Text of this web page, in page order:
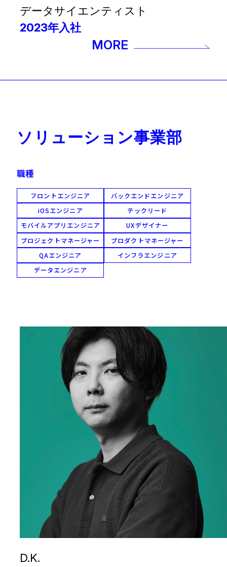
データサイエンティスト
2023年入社
MORE
ソリューション事業部
職種
フロントエンジニア
バックエンドエンジニア
iOSエンジニア
テックリード
モバイルアプリエンジニア
UXデザイナー
プロジェクトマネージャー
プロダクトマネージャー
QAエンジニア
インフラエンジニア
データエンジニア
D.K.